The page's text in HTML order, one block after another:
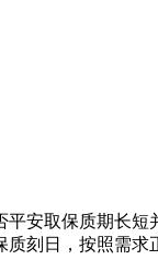
取保质期长短
刻日，按照需求